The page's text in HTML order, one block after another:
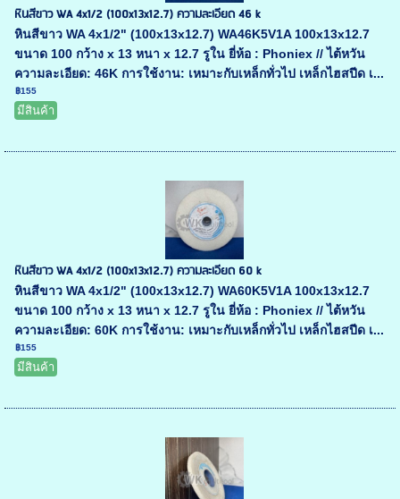
หินสีขาว WA 4x1/2 (100x13x12.7) ความละเอียด 46 k
หินสีขาว WA 4x1/2" (100x13x12.7) WA46K5V1A 100x13x12.7
ขนาด 100 กว้าง x 13 หนา x 12.7 รูใน ยี่ห้อ : Phoniex // ไต้หวัน
ความละเอียด: 46K การใช้งาน: เหมาะกับเหล็กทั่วไป เหล็กไฮสปีด เ...
฿155
มีสินค้า
หินสีขาว WA 4x1/2 (100x13x12.7) ความละเอียด 60 k
หินสีขาว WA 4x1/2" (100x13x12.7) WA60K5V1A 100x13x12.7
ขนาด 100 กว้าง x 13 หนา x 12.7 รูใน ยี่ห้อ : Phoniex // ไต้หวัน
ความละเอียด: 60K การใช้งาน: เหมาะกับเหล็กทั่วไป เหล็กไฮสปีด เ...
฿155
มีสินค้า